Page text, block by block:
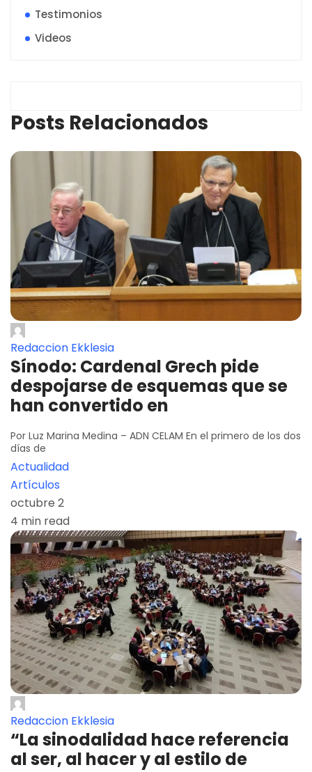
Testimonios
Videos
Posts Relacionados
Redaccion Ekklesia
Sínodo: Cardenal Grech pide
despojarse de esquemas que se
han convertido en
Por Luz Marina Medina – ADN CELAM En el primero de los dos
días de
Actualidad
Artículos
octubre 2
4 min read
Redaccion Ekklesia
“La sinodalidad hace referencia
al ser, al hacer y al estilo de